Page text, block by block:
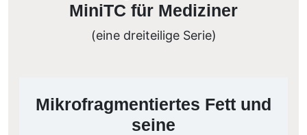
MiniTC für Mediziner
(eine dreiteilige Serie)
Mikrofragmentiertes Fett und
seine